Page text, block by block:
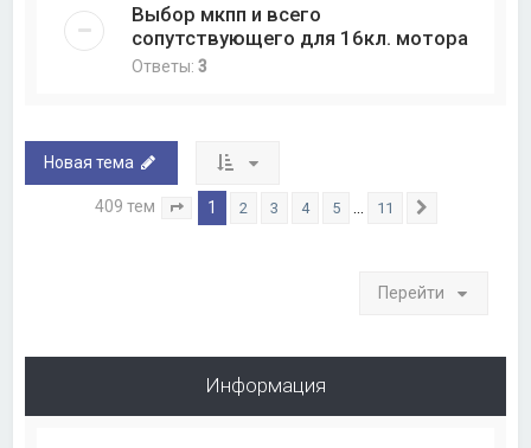
Выбор мкпп и всего
сопутствующего для 16кл. мотора
Ответы:3
Новая тема
409 тем Страница из 11
1 2 3 4 5 … 11
Перейти
Информация